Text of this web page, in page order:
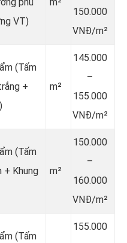
VT)
150.000
VNĐ/m²
(Tấm
+
m²
145.000
–
155.000
VNĐ/m²
(Tấm
+ Khung
m²
150.000
–
160.000
VNĐ/m²
(Tấm
155.000